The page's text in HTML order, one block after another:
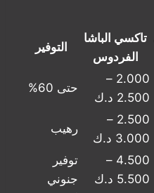
تاكسي الباشا
الفردوس
التوفير
2.000 –
2.500 د.ك
حتى 60%
2.500 –
3.000 د.ك
رهيب
4.500 –
5.500 د.ك
توفير
جنوني